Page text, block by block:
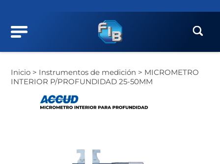
Inicio > Instrumentos de medición > MICROMETRO
INTERIOR P/PROFUNDIDAD 25-50MM